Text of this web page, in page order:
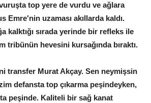
top yere de vurdu ve ağlara
Emre'nin uzaması akıllarda kaldı.
kalktığı sırada yerinde bir refleks ile
tribünün hevesini kursağında bıraktı.
transfer Murat Akçay. Sen neymişsin
defansta top çıkarma peşindeyken,
peşinde. Kaliteli bir sağ kanat